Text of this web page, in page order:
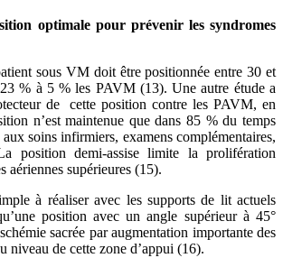
optimale pour prévenir les syndromes
sous VM doit être positionnée entre 30 et
% à 5 % les PAVM (13). Une autre étude a
de cette position contre les PAVM, en
n’est maintenue que dans 85 % du temps
soins infirmiers, examens complémentaires,
position demi-assise limite la prolifération
aériennes supérieures (15).
à réaliser avec les supports de lit actuels
position avec un angle supérieur à 45°
sacrée par augmentation importante des
niveau de cette zone d’appui (16).